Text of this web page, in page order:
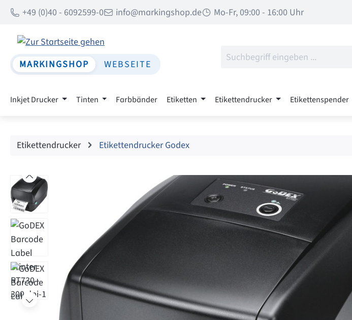
Hauptinhalt springen
Zur Suche springen
Zur Hauptnavigation springen
+49 (0)40 - 6092599-0 info@markingshop.de Mo-Fr, 09:00 - 16:00 Uhr
MARKINGSHOP WEBSEITE
Inkjet Drucker Tinten Farbbänder Etiketten Etikettendrucker Etikettenspender
Etikettendrucker Etikettendrucker Godex
Bildergalerie überspringen